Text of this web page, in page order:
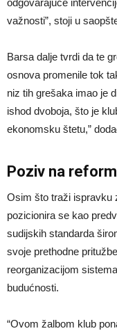
odgovarajuće
važnosti”, stoji u
Barsa dalje tvrdi da te
osnova promenile tok
niz tih grešaka imao je
ishod dvoboja, što je
ekonomsku štetu,”
Poziv na
Osim što traži ispravku
pozicionira se kao
sudijskih standarda
svoje prethodne
reorganizacijom
budućnosti.
“Ovom žalbom klub